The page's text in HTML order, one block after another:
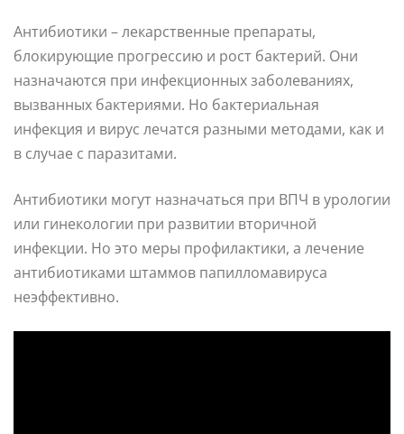
Антибиотики – лекарственные препараты,
блокирующие прогрессию и рост бактерий. Они
назначаются при инфекционных заболеваниях,
вызванных бактериями. Но бактериальная
инфекция и вирус лечатся разными методами, как и
в случае с паразитами.
Антибиотики могут назначаться при ВПЧ в урологии
или гинекологии при развитии вторичной
инфекции. Но это меры профилактики, а лечение
антибиотиками штаммов папилломавируса
неэффективно.